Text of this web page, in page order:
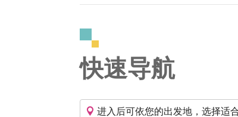
快速导航
进入后可依您的出发地，选择适